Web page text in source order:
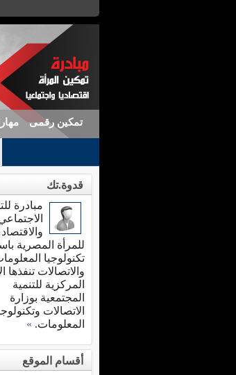
تمكين رقمى
قدوة.تك
مبادرة
للمرأة المصرية
تكنولوجيا
والاتصالات تنفذها
المركزية للتنمية
المجتمعية بوزارة
الاتصالات
المعلومات. »
أقسام الموقع